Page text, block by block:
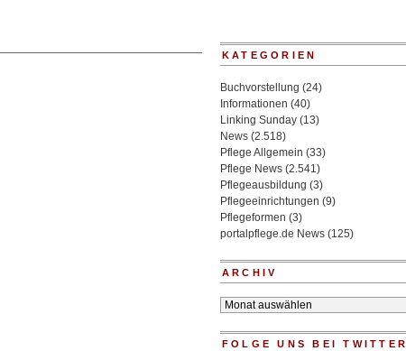
KATEGORIEN
Buchvorstellung (24)
Informationen (40)
Linking Sunday (13)
News (2.518)
Pflege Allgemein (33)
Pflege News (2.541)
Pflegeausbildung (3)
Pflegeeinrichtungen (9)
Pflegeformen (3)
portalpflege.de News (125)
ARCHIV
Archiv
FOLGE UNS BEI TWITTER